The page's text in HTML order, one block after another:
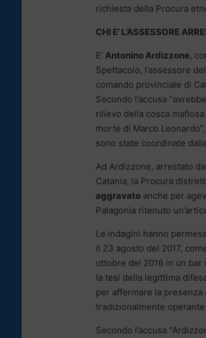
richiesta della Procura
CHI E’ L’ASSESSORE
E’ Antonino Ardizzone,
Spettacolo, l’assessore
comando provinciale di
Secondo l’accusa
rilievo della cosca
morte di Marco
sono state coordinate
Ad Ardizzone, arrestato
Catania, la Procura
aggravato anche per
Palagonia ritenuto
Le indagini hanno
il 23 agosto del 2017,
ottobre del 2016 in un bar
la tesi della legittima
per affermare la presenza
tradizionalmente operante
Secondo l’accusa